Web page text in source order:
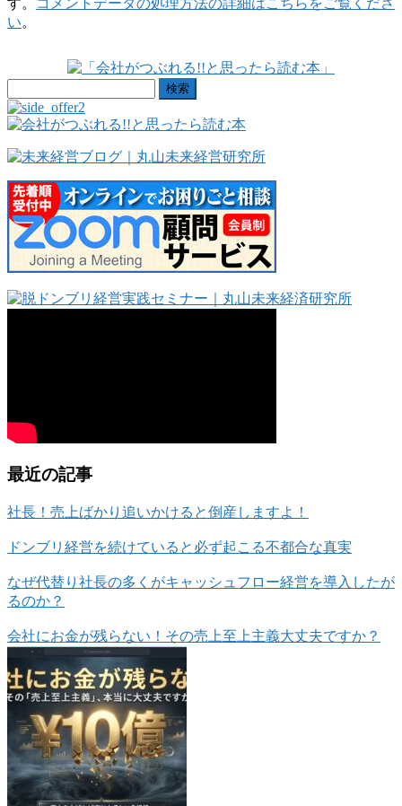
い。
索:
最近の記事
社長！売上ばかり追いかけると倒産しますよ！
ドンブリ経営を続けていると必ず起こる不都合な真実
なぜ代替り社長の多くがキャッシュフロー経営を導入したが
るのか？
会社にお金が残らない！その売上至上主義大丈夫ですか？